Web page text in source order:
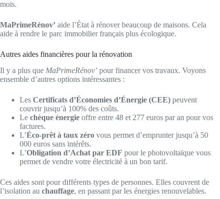
mois.
MaPrimeRénov’ aide l’État à rénover beaucoup de maisons. Cela
aide à rendre le parc immobilier français plus écologique.
Autres aides financières pour la rénovation
Il y a plus que MaPrimeRénov’ pour financer vos travaux. Voyons
ensemble d’autres options intéressantes :
Les Certificats d’Économies d’Énergie (CEE) peuvent
couvrir jusqu’à 100% des coûts.
Le chèque énergie offre entre 48 et 277 euros par an pour vos
factures.
L’Éco-prêt à taux zéro vous permet d’emprunter jusqu’à 50
000 euros sans intérêts.
L’Obligation d’Achat par EDF pour le photovoltaïque vous
permet de vendre votre électricité à un bon tarif.
Ces aides sont pour différents types de personnes. Elles couvrent de
l’isolation au chauffage, en passant par les énergies renouvelables.